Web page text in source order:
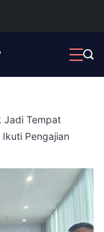
Jadi Tempat
Pengajian